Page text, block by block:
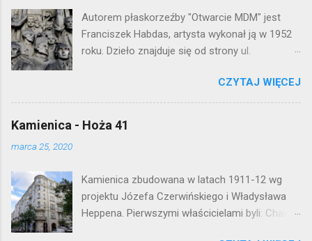
o
m
e
n
t
a
Autorem płaskorzeźby "Otwarcie MDM" jest
Franciszek Habdas, artysta wykonał ją w 1952
roku. Dzieło znajduje się od strony ul.
warszawskiej flagowej inwestycji
mieszkaniowej lat 50. Lokalizacja: Śródmieście
CZYTAJ WIĘCEJ
Kamienica - Hoża 41
marca 25, 2020
Kamienica zbudowana w latach 1911-12 wg
projektu Józefa Czerwińskiego i Władysława
Heppena. Pierwszymi właścicielami byli: Chaim